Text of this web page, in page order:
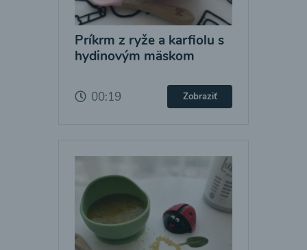
Príkrm z ryže a karfiolu s
hydinovým mäskom
00:19 Zobraziť